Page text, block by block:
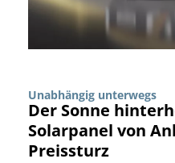
Unabhängig unterwegs
Der Sonne
Solarpanel von
Preissturz